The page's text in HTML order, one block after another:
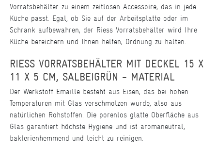
Vorratsbehälter zu einem zeitlosen Accessoire, das in jede
Küche passt. Egal, ob Sie auf der Arbeitsplatte oder im
Schrank aufbewahren, der Riess Vorratsbehälter wird Ihre
Küche bereichern und Ihnen helfen, Ordnung zu halten.
RIESS VORRATSBEHÄLTER MIT DECKEL 15 X
11 X 5 CM, SALBEIGRÜN - MATERIAL
Der Werkstoff Emaille besteht aus Eisen, das bei hohen
Temperaturen mit Glas verschmolzen wurde, also aus
natürlichen Rohstoffen. Die porenlos glatte Oberfläche aus
Glas garantiert höchste Hygiene und ist aromaneutral,
bakterienhemmend und leicht zu reinigen.